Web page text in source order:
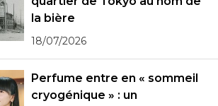
la bière
18/07/2026
Perfume entre en « sommeil
cryogénique » : un